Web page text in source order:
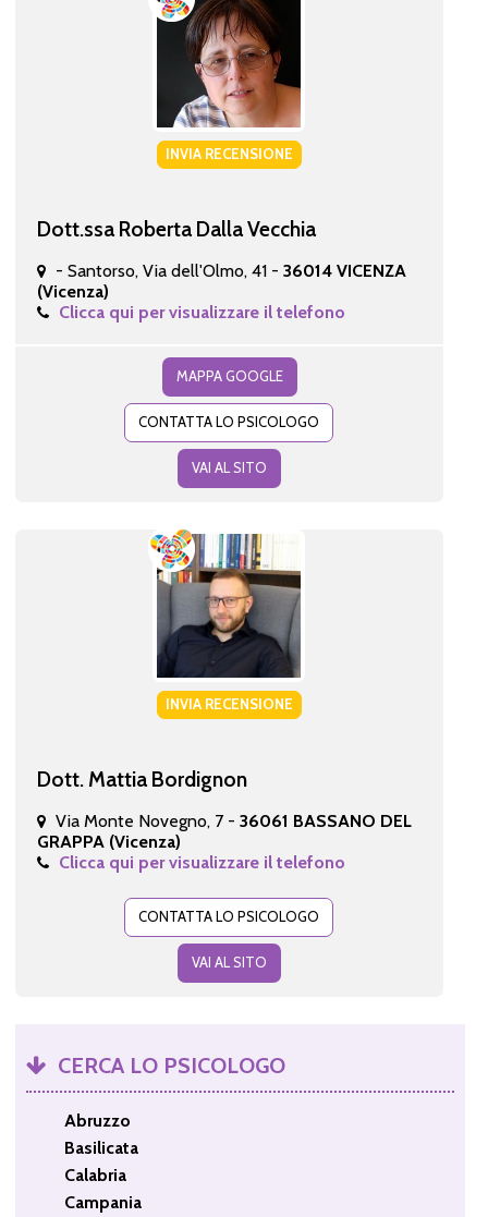
INVIA RECENSIONE
Dott.ssa Roberta Dalla Vecchia
- Santorso, Via dell'Olmo, 41 - 36014 VICENZA
(Vicenza)
Clicca qui per visualizzare il telefono
MAPPA GOOGLE
CONTATTA LO PSICOLOGO
VAI AL SITO
INVIA RECENSIONE
Dott. Mattia Bordignon
Via Monte Novegno, 7 - 36061 BASSANO DEL
GRAPPA (Vicenza)
Clicca qui per visualizzare il telefono
CONTATTA LO PSICOLOGO
VAI AL SITO
CERCA LO PSICOLOGO
Abruzzo
Basilicata
Calabria
Campania